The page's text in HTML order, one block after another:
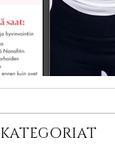
KATEGORIAT